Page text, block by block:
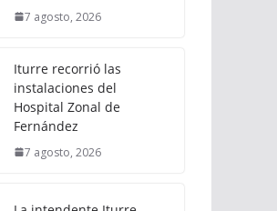
7 agosto, 2026
Iturre recorrió las
instalaciones del
Hospital Zonal de
Fernández
7 agosto, 2026